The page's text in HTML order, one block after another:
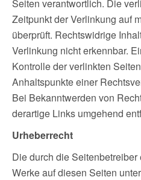
Seiten verantwortlich. Die
Zeitpunkt der Verlinkung auf
überprüft. Rechtswidrige
Verlinkung nicht erkennbar.
Kontrolle der verlinkten
Anhaltspunkte einer
Bei Bekanntwerden von
derartige Links umgehend
Urheberrecht
Die durch die
Werke auf diesen Seiten